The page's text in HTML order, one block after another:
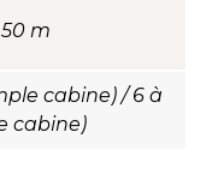
m
cabine) / 6 à
cabine)